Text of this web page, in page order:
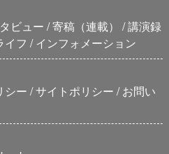
ビュー 寄稿（連載）
講演録
イフ
インフォメーション
シー サイトポリシー
お問い